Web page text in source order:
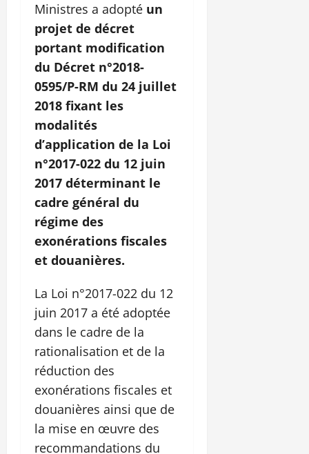
Ministres a adopté un
projet de décret
portant modification
du Décret n°2018-
0595/P-RM du 24 juillet
2018 fixant les
modalités
d’application de la Loi
n°2017-022 du 12 juin
2017 déterminant le
cadre général du
régime des
exonérations fiscales
et douanières.
La Loi n°2017-022 du 12
juin 2017 a été adoptée
dans le cadre de la
rationalisation et de la
réduction des
exonérations fiscales et
douanières ainsi que de
la mise en œuvre des
recommandations du